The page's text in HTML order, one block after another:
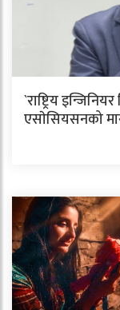
`राष्ट्रिय
एसाेसियसनको